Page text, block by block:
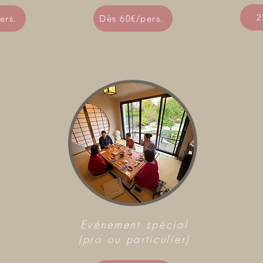
Dès 60€/pers.
Evénement spécial
(pro ou particulier)